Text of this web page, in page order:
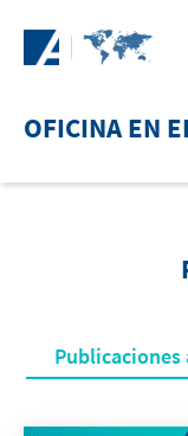
OFICINA EN
Publicaciones